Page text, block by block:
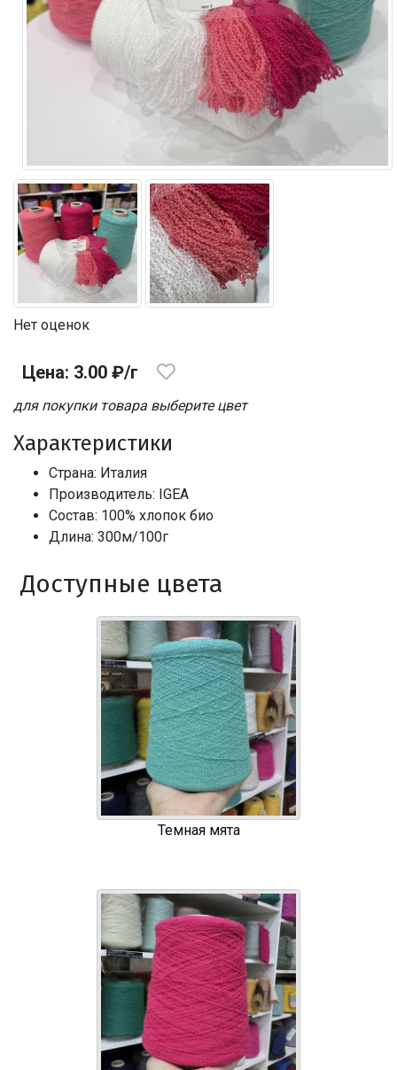
Нет оценок
Цена: 3.00 ₽/г
для покупки товара выберите цвет
Характеристики
Страна: Италия
Производитель: IGEA
Состав: 100% хлопок био
Длина: 300м/100г
Доступные цвета
Темная мята